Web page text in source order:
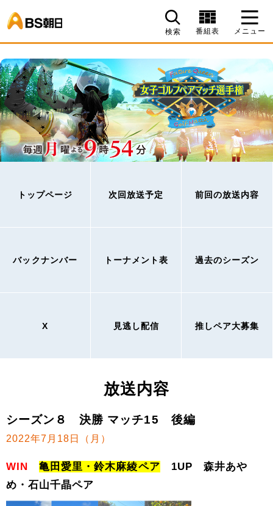
検索 番組表 メニュー
トップページ 次回放送予定 前回の放送内容
バックナンバー トーナメント表 過去のシーズン
X 見逃し配信 推しペア大募集
放送内容
シーズン８ 決勝 マッチ15 後編
2022年7月18日（月）
WIN 亀田愛里・鈴木麻綾ペア 1UP 森井あや
め・石山千晶ペア